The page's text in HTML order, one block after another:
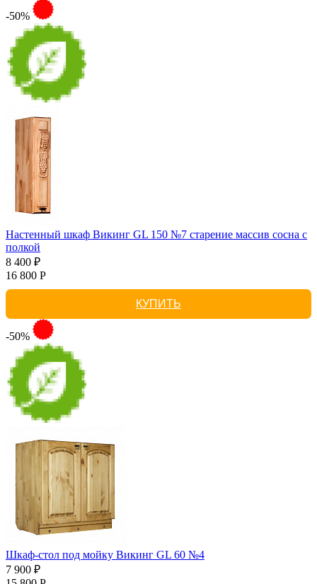
-50%
Настенный шкаф Викинг GL 150 №7 старение массив сосна с
полкой
8 400 ₽
16 800 Р
КУПИТЬ
-50%
Шкаф-стол под мойку Викинг GL 60 №4
7 900 ₽